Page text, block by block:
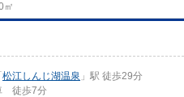
㎡
松江しんじ湖温泉 」駅 徒歩29分
徒歩7分